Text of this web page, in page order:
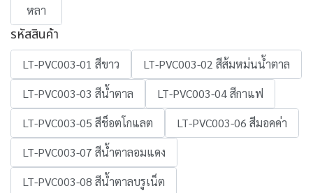
หลา
รหัสสินค้า
LT-PVC003-01 สีขาว
LT-PVC003-02 สีส้มหม่นน้ำตาล
LT-PVC003-03 สีน้ำตาล
LT-PVC003-04 สีกาแฟ
LT-PVC003-05 สีช็อตโกแลต
LT-PVC003-06 สีมอคค่า
LT-PVC003-07 สีน้ำตาลอมแดง
LT-PVC003-08 สีน้ำตาลบรูเน็ต